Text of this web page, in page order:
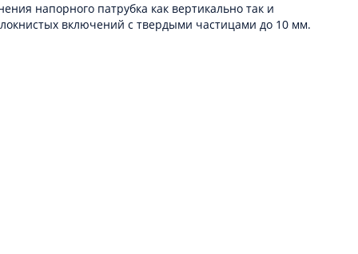
напорного патрубка как вертикально так и
включений с твердыми частицами до 10 мм.